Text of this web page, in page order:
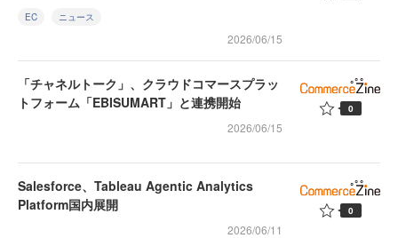
EC ニュース
2026/06/15
「チャネルトーク」、クラウドコマースプラッ
トフォーム「EBISUMART」と連携開始
2026/06/15
0
Salesforce、Tableau Agentic Analytics
Platform国内展開
2026/06/11
0